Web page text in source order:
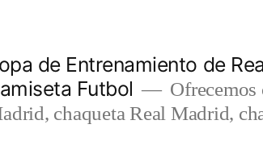
de Entrenamiento de
Futbol
chaqueta Real Madrid,